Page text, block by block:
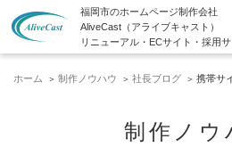
福岡市のホームページ制作会社
AliveCast（アライブキャスト）
リニューアル・ECサイト・採用
ホーム 制作ノウハウ 社長ブログ 携帯サ
制作ノウ